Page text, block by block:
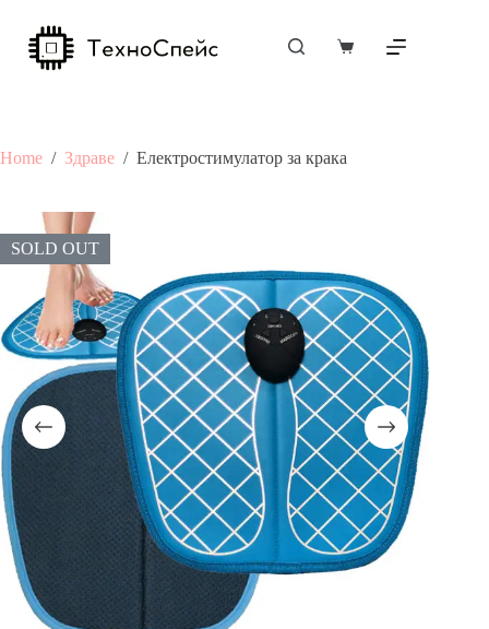
content
Shopping
Home / Здраве / Електростимулатор за крака
SOLD OUT